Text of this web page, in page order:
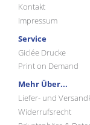
Kontakt
Impressum
Service
Giclée Drucke
Print on Demand
Mehr Über...
Liefer- und
Widerrufsrecht